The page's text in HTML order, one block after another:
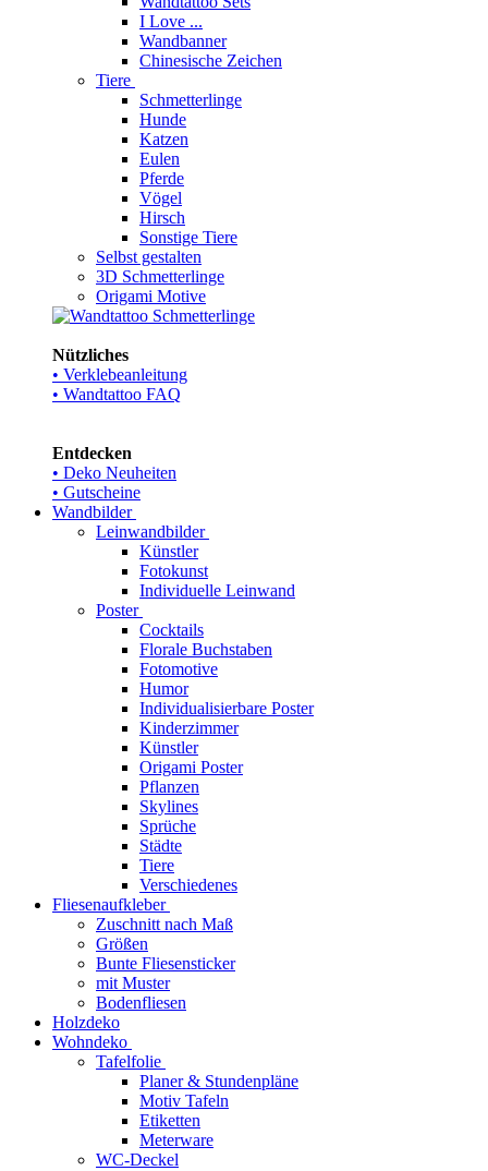
I Love ...
Wandbanner
Chinesische Zeichen
Tiere
Schmetterlinge
Hunde
Katzen
Eulen
Pferde
Vögel
Hirsch
Sonstige Tiere
Selbst gestalten
3D Schmetterlinge
Origami Motive
Nützliches
• Verklebeanleitung
• Wandtattoo FAQ
Entdecken
• Deko Neuheiten
• Gutscheine
Wandbilder
Leinwandbilder
Künstler
Fotokunst
Individuelle Leinwand
Poster
Cocktails
Florale Buchstaben
Fotomotive
Humor
Individualisierbare Poster
Kinderzimmer
Künstler
Origami Poster
Pflanzen
Skylines
Sprüche
Städte
Tiere
Verschiedenes
Fliesenaufkleber
Zuschnitt nach Maß
Größen
Bunte Fliesensticker
mit Muster
Bodenfliesen
Holzdeko
Wohndeko
Tafelfolie
Planer & Stundenpläne
Motiv Tafeln
Etiketten
Meterware
WC-Deckel